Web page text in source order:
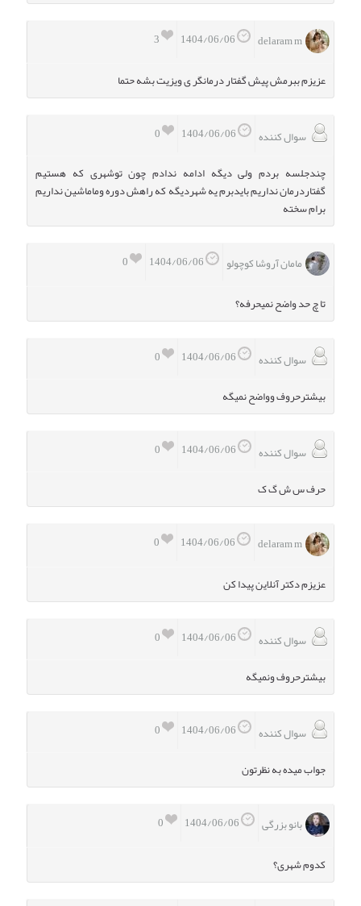
3
delaram m
عزیزم ببرمش پیش گفتار درمانگر ی ویزیت بشه حتما
0
سوال کننده
چندجلسه بردم ولی دیگه ادامه ندادم چون توشهری که هستیم
گفتاردرمان نداریم بایدبرم یه شهردیگه که راهش دوره وماماشین نداریم
برام سخته
0
مامان آروشا کوچولو
تا چ حد واضح نمیحرفه؟
0
سوال کننده
بیشترحروف وواضح نمیگه
0
سوال کننده
حرف س ش گ ک
0
delaram m
عزیزم دکتر آنلاین پیدا کن
0
سوال کننده
بیشترحروف ونمیگه
0
سوال کننده
جواب میده به نظرتون
0
بانو بزرگی
کدوم شهری؟